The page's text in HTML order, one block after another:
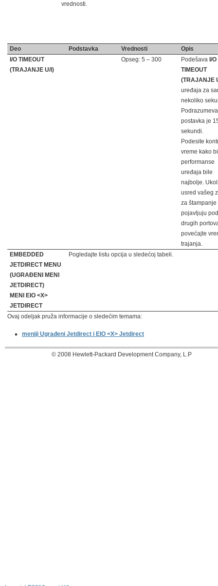
vrednosti.
Deo Podstavka Vrednosti
Opis
I/O TIMEOUT
(TRAJANJE U/I)
Opseg: 5 – 300 Podešava I/O
TIMEOUT
(TRAJANJE
uređaja za
nekoliko
postavka je
sekundi.
Podesite
vreme kako bi
performanse
uređaja bile
najbolje.
usred vašeg
za štampanje
pojavljuju
drugih
povećajte
trajanja.
EMBEDDED
JETDIRECT MENU
(UGRAĐENI MENI
JETDIRECT)
MENI EIO <X>
JETDIRECT
Pogledajte listu opcija u sledećoj tabeli.
Ovaj odeljak pruža informacije o sledećim temama:
meniji Ugrađeni Jetdirect i EIO <X> Jetdirect
© 2008 Hewlett-Packard Development Company, L.P